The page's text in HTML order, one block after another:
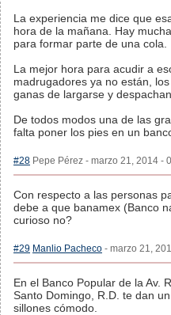
La experiencia me dice que
hora de la mañana. Hay
para formar parte de una cola.
La mejor hora para acudir a
madrugadores ya no están,
ganas de largarse y
De todos modos una de las
falta poner los pies en un
#28 Pepe Pérez - marzo 21, 2014 -
Con respecto a las personas
debe a que banamex (Banco
curioso no?
#29 Manlio Pacheco - marzo 21,
En el Banco Popular de la Av.
Santo Domingo, R.D. te dan
sillones cómodo.